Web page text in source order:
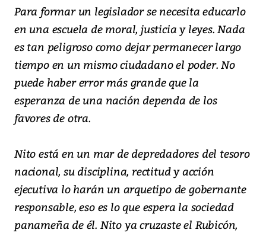
Para formar un legislador se necesita educarlo
en una escuela de moral, justicia y leyes. Nada
es tan peligroso como dejar permanecer largo
tiempo en un mismo ciudadano el poder. No
puede haber error más grande que la
esperanza de una nación dependa de los
favores de otra.
Nito está en un mar de depredadores del tesoro
nacional, su disciplina, rectitud y acción
ejecutiva lo harán un arquetipo de gobernante
responsable, eso es lo que espera la sociedad
panameña de él. Nito ya cruzaste el Rubicón,